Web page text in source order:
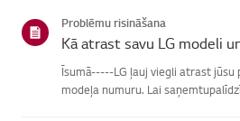
Problēmu risināšana
Kā atrast savu LG modeli
Īsumā-----LG ļauj viegli atrast
modeļa numuru. Lai